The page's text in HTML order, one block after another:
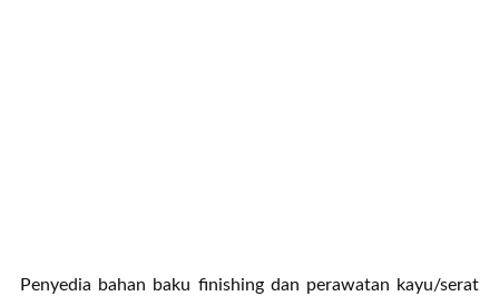
Penyedia bahan baku finishing dan perawatan kayu/serat